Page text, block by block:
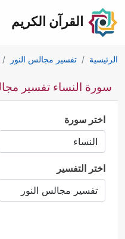
القرآن الكريم
الرئيسية تفسير مجالس النور
سورة النساء تفسير مجالس
اختر سورة
اختر التفسير